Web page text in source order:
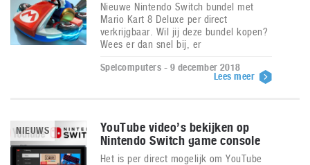
Nieuwe Nintendo Switch bundel met
Mario Kart 8 Deluxe per direct
verkrijgbaar. Wil jij deze bundel kopen?
Wees er dan snel bij, er
Spelcomputers - 9 december 2018
Lees meer
NIEUWS
YouTube video’s bekijken op
Nintendo Switch game console
Het is per direct mogelijk om YouTube